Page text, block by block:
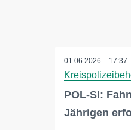
01.06.2026 – 17:37
POL-SI:
Jährigen